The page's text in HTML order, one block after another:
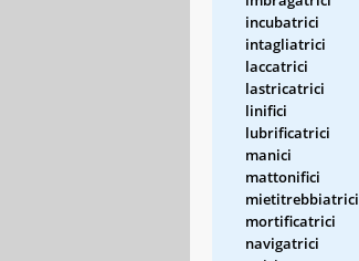
incubatrici
intagliatrici
laccatrici
lastricatrici
linifici
lubrificatrici
manici
mattonifici
mietitrebbiatrici
mortificatrici
navigatrici